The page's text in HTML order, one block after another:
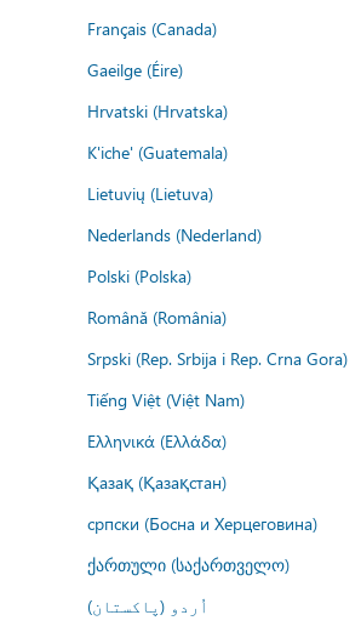
Français (Canada)
Gaeilge (Éire)
Hrvatski (Hrvatska)
K'iche' (Guatemala)
Lietuvių (Lietuva)
Nederlands (Nederland)
Polski (Polska)
Română (România)
Srpski (Rep. Srbija i Rep. Crna Gora)
Tiếng Việt (Việt Nam)
Ελληνικά (Ελλάδα)
Қазақ (Қазақстан)
српски (Босна и Херцеговина)
ქართული (საქართველო)
اُردو (پاکستان)